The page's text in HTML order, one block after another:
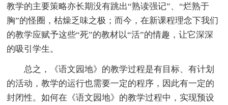
教学的主要策略亦长期没有跳出“熟读强记”、“烂熟于
胸”的怪圈，枯燥乏味之极；而今，在新课程理念下我们
的教学应赋予这些“死”的教材以“活”的情趣，让它深深
的吸引学生。
总之，《语文园地》的教学过程是有目标、有计划
的活动，教学的运行也需要一定的程序，因此有一定的
封闭性。如何在《语文园地》的教学过程中，实现预设